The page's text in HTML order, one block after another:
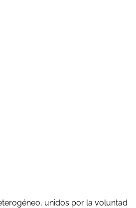
unidos por la voluntad